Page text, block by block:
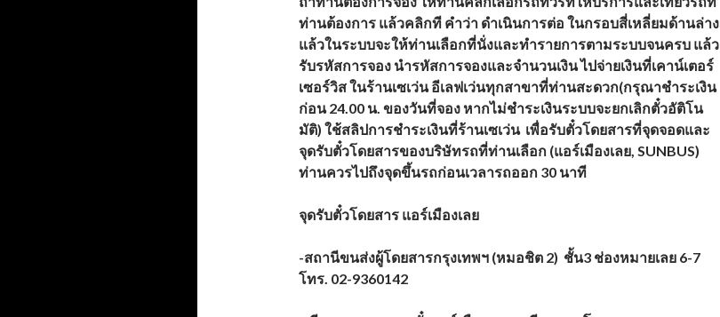
ท่านต้องการ แล้วคลิกที คำว่า ดำเนินการต่อ ในกรอบสี่เหลี่ยมด้านล่าง
แล้วในระบบจะให้ท่านเลือกที่นั่งและทำรายการตามระบบจนครบ แล้ว
รับรหัสการจอง นำรหัสการจองและจำนวนเงิน ไปจ่ายเงินที่เคาน์เตอร์
เซอร์วิส ในร้านเซเว่น อีเลฟเว่นทุกสาขาที่ท่านสะดวก(กรุณาชำระเงิน
ก่อน 24.00 น. ของวันที่จอง หากไม่ชำระเงินระบบจะยกเลิกตั๋วอัติโน
มัติ) ใช้สลิปการชำระเงินที่ร้านเซเว่น เพื่อรับตั๋วโดยสารที่จุดจอดและ
จุดรับตั๋วโดยสารของบริษัทรถที่ท่านเลือก (แอร์เมืองเลย, SUNBUS)
ท่านควรไปถึงจุดขึ้นรถก่อนเวลารถออก 30 นาที
จุดรับตั๋วโดยสาร แอร์เมืองเลย
-สถานีขนส่งผู้โดยสารกรุงเทพฯ (หมอชิต 2) ชั้น3 ช่องหมายเลย 6-7
โทร. 02-9360142